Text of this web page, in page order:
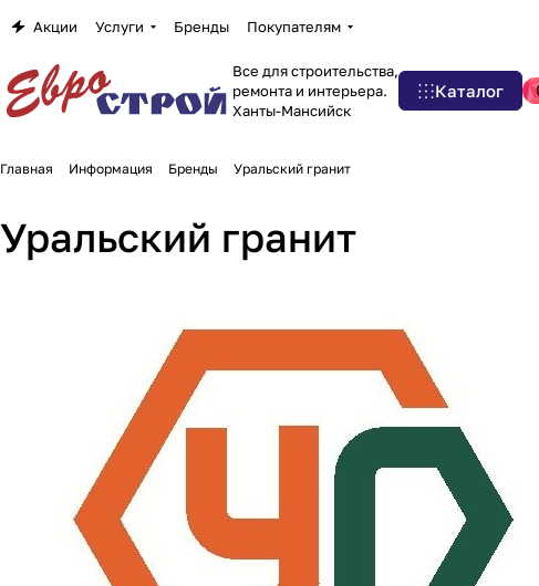
Акции Услуги Бренды Покупателям
Все для строительства,
ремонта и интерьера.
Ханты-Мансийск
Каталог
Главная Информация Бренды Уральский гранит
Уральский гранит